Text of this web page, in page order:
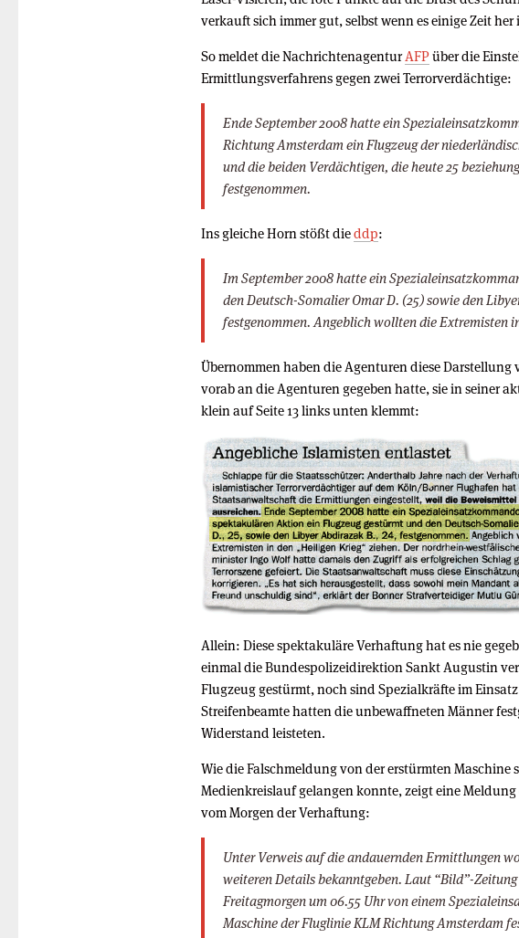
verkauft sich immer gut, selbst wenn es einige Zeit her
So meldet die NachrichtenagenturAFPüber die
Ermittlungsverfahrens gegen zwei Terrorverdächtige:
Ende September 2008 hatte ein
Richtung Amsterdam ein Flugzeug der
und die beiden Verdächtigen, die heute 25
festgenommen.
Ins gleiche Horn stößt dieddp:
Im September 2008 hatte ein
den Deutsch-Somalier Omar D. (25) sowie den
festgenommen. Angeblich wollten die Extremisten
Übernommen haben die Agenturen diese Darstellung
vorab an die Agenturen gegeben hatte, sie in seiner
klein auf Seite 13 links unten klemmt:
Allein: Diese spektakuläre Verhaftung hat es nie
einmal die Bundespolizeidirektion Sankt Augustin
Flugzeug gestürmt, noch sind Spezialkräfte im
Streifenbeamte hatten die unbewaffneten Männer
Widerstand leisteten.
Wie die Falschmeldung von der erstürmten Maschine
Medienkreislauf gelangen konnte, zeigt eine
vom Morgen der Verhaftung:
Unter Verweis auf die andauernden Ermittlungen
weiteren Details bekanntgeben. Laut “Bild”-
Freitagmorgen um 06.55 Uhr von einem
Maschine der Fluglinie KLM Richtung Amsterdam